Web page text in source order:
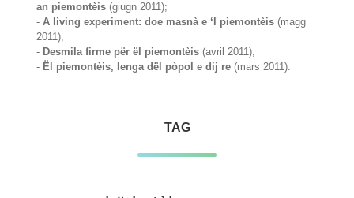
an piemontèis (giugn 2011);
-A living experiment: doe masnà e ‘l piemontèis (magg
2011);
- Desmila firme për ël piemontèis (avril 2011);
- Ël piemontèis, lenga dël pòpol e dij re (mars 2011).
TAG